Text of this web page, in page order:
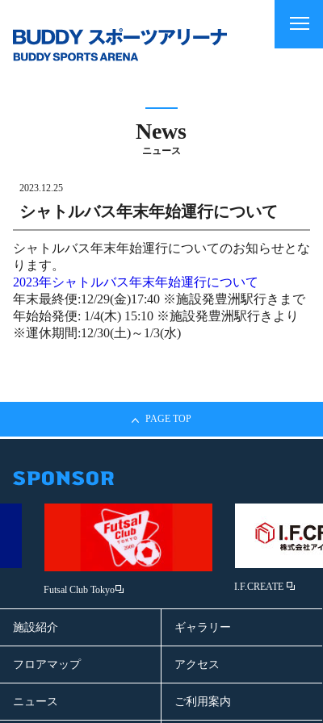
News
ニュース
2023.12.25
シャトルバス年末年始運行について
シャトルバス年末年始運行についてのお知らせとな
ります。
2023年シャトルバス年末年始運行について
年末最終便:12/29(金)17:40 ※施設発豊洲駅行きまで
年始始発便: 1/4(木) 15:10 ※施設発豊洲駅行きより
※運休期間:12/30(土)～1/3(水)
PAGE TOP
Futsal Club Tokyo I.F.CREATE
施設紹介 ギャラリー
フロアマップ アクセス
ニュース ご利用案内